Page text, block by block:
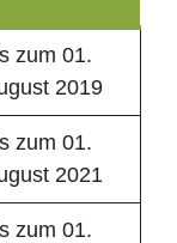
zum 01.
2019
zum 01.
2021
zum 01.